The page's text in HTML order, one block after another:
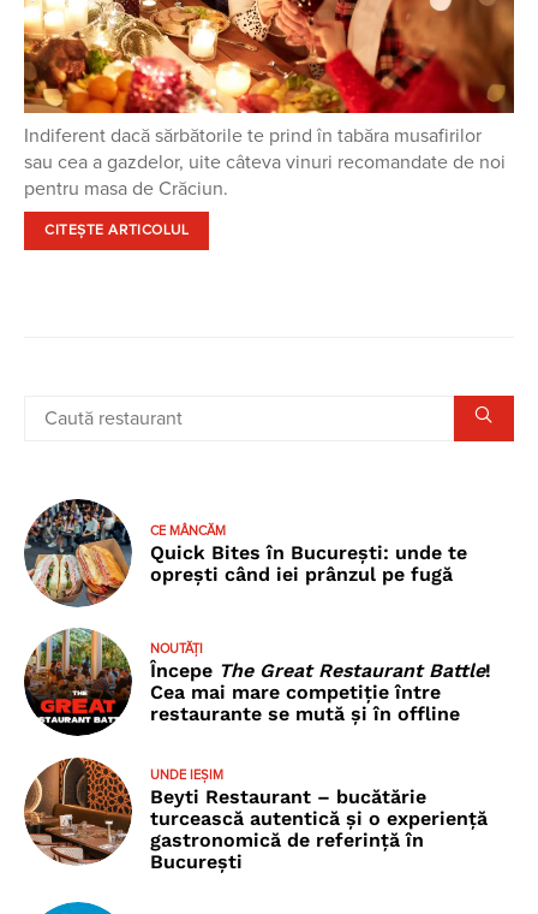
Indiferent dacă sărbătorile te prind în tabăra musafirilor
sau cea a gazdelor, uite câteva vinuri recomandate de noi
pentru masa de Crăciun.
CITEȘTE ARTICOLUL
CE MÂNCĂM
Quick Bites în București: unde te
oprești când iei prânzul pe fugă
NOUTĂȚI
Începe The Great Restaurant Battle!
Cea mai mare competiție între
restaurante se mută și în offline
UNDE IEȘIM
Beyti Restaurant – bucătărie
turcească autentică și o experiență
gastronomică de referință în
București